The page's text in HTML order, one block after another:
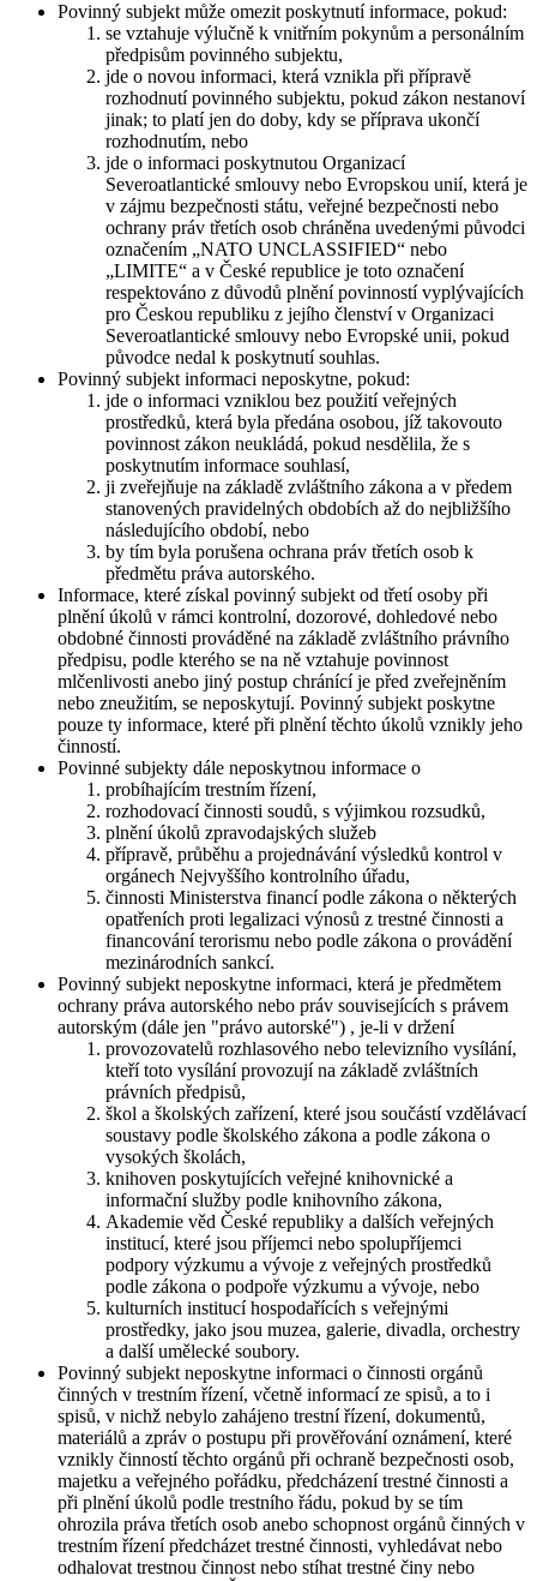
Povinný subjekt může omezit poskytnutí informace, pokud:
se vztahuje výlučně k vnitřním pokynům a personálním
předpisům povinného subjektu,
jde o novou informaci, která vznikla při přípravě
rozhodnutí povinného subjektu, pokud zákon nestanoví
jinak; to platí jen do doby, kdy se příprava ukončí
rozhodnutím, nebo
jde o informaci poskytnutou Organizací
Severoatlantické smlouvy nebo Evropskou unií, která je
v zájmu bezpečnosti státu, veřejné bezpečnosti nebo
ochrany práv třetích osob chráněna uvedenými původci
označením „NATO UNCLASSIFIED“ nebo
„LIMITE“ a v České republice je toto označení
respektováno z důvodů plnění povinností vyplývajících
pro Českou republiku z jejího členství v Organizaci
Severoatlantické smlouvy nebo Evropské unii, pokud
původce nedal k poskytnutí souhlas.
Povinný subjekt informaci neposkytne, pokud:
jde o informaci vzniklou bez použití veřejných
prostředků, která byla předána osobou, jíž takovouto
povinnost zákon neukládá, pokud nesdělila, že s
poskytnutím informace souhlasí,
ji zveřejňuje na základě zvláštního zákona a v předem
stanovených pravidelných obdobích až do nejbližšího
následujícího období, nebo
by tím byla porušena ochrana práv třetích osob k
předmětu práva autorského.
Informace, které získal povinný subjekt od třetí osoby při
plnění úkolů v rámci kontrolní, dozorové, dohledové nebo
obdobné činnosti prováděné na základě zvláštního právního
předpisu, podle kterého se na ně vztahuje povinnost
mlčenlivosti anebo jiný postup chránící je před zveřejněním
nebo zneužitím, se neposkytují. Povinný subjekt poskytne
pouze ty informace, které při plnění těchto úkolů vznikly jeho
činností.
Povinné subjekty dále neposkytnou informace o
probíhajícím trestním řízení,
rozhodovací činnosti soudů, s výjimkou rozsudků,
plnění úkolů zpravodajských služeb
přípravě, průběhu a projednávání výsledků kontrol v
orgánech Nejvyššího kontrolního úřadu,
činnosti Ministerstva financí podle zákona o některých
opatřeních proti legalizaci výnosů z trestné činnosti a
financování terorismu nebo podle zákona o provádění
mezinárodních sankcí.
Povinný subjekt neposkytne informaci, která je předmětem
ochrany práva autorského nebo práv souvisejících s právem
autorským (dále jen "právo autorské") , je-li v držení
provozovatelů rozhlasového nebo televizního vysílání,
kteří toto vysílání provozují na základě zvláštních
právních předpisů,
škol a školských zařízení, které jsou součástí vzdělávací
soustavy podle školského zákona a podle zákona o
vysokých školách,
knihoven poskytujících veřejné knihovnické a
informační služby podle knihovního zákona,
Akademie věd České republiky a dalších veřejných
institucí, které jsou příjemci nebo spolupříjemci
podpory výzkumu a vývoje z veřejných prostředků
podle zákona o podpoře výzkumu a vývoje, nebo
kulturních institucí hospodařících s veřejnými
prostředky, jako jsou muzea, galerie, divadla, orchestry
a další umělecké soubory.
Povinný subjekt neposkytne informaci o činnosti orgánů
činných v trestním řízení, včetně informací ze spisů, a to i
spisů, v nichž nebylo zahájeno trestní řízení, dokumentů,
materiálů a zpráv o postupu při prověřování oznámení, které
vznikly činností těchto orgánů při ochraně bezpečnosti osob,
majetku a veřejného pořádku, předcházení trestné činnosti a
při plnění úkolů podle trestního řádu, pokud by se tím
ohrozila práva třetích osob anebo schopnost orgánů činných v
trestním řízení předcházet trestné činnosti, vyhledávat nebo
odhalovat trestnou činnost nebo stíhat trestné činy nebo